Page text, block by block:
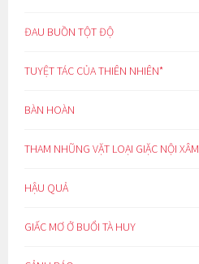
ĐAU BUỒN TỘT ĐỘ
TUYỆT TÁC CỦA THIÊN NHIÊN*
BÀN HOÀN
THAM NHŨNG VẶT LOẠI GIẶC NỘI XÂM
HẬU QUẢ
GIẤC MƠ Ở BUỔI TÀ HUY